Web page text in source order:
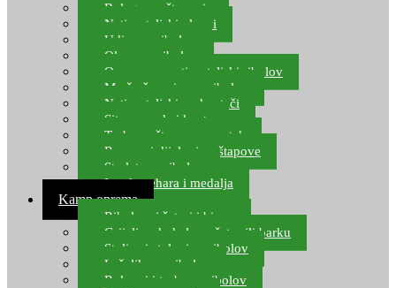
Bolognese štapovi
Natjecateljski plovci
Udice za ribolov
Olovo za ribolov
Oprema za natjecateljski ribolov
Mreže čuvarice za ribolov
Natjecateljski podmetači
Sito, posude i kante
Torbe za štapove – match
Rezervni dijelovi za štapove
Starlete za ribolov
Izrada pehara i medalja
Kamp oprema
Ribolovni šatori i bivvy
Grijalice, kuhala za šator ili barku
Stolice i stolovi za ribolov
Ležaljke za ribolov
Ruksaci i torbe za ribolov